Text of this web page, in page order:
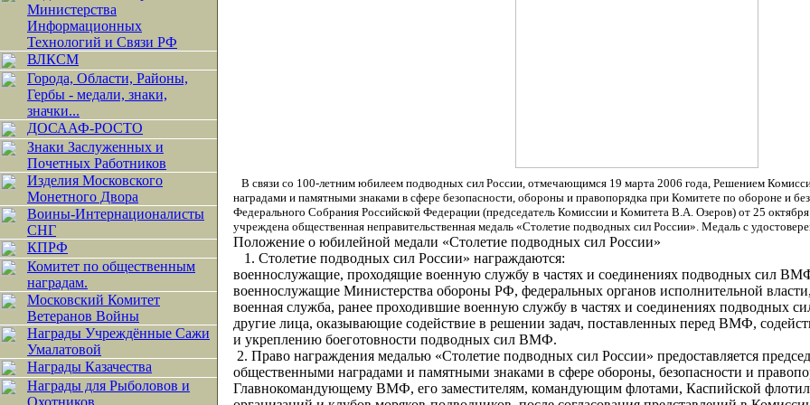
Министерства
Информационных
Технологий и Связи РФ
ВЛКСМ
Города, Области, Районы,
Гербы - медали, знаки,
значки...
ДОСААФ-РОСТО
Знаки Заслуженных и
Почетных Работников
Изделия Московского
Монетного Двора
Воины-Интернационалисты
СНГ
КПРФ
Комитет по общественным
наградам.
Московский Комитет
Ветеранов Войны
Награды Учреждённые Сажи
Умалатовой
Награды Казачества
Награды для Рыболовов и
Охотников
В связи со 100-летним юбилеем подводных сил России, отмечающимся 19 марта 2006 года, Решением
наградами и памятными знаками в сфере безопасности, обороны и правопорядка при Комитете по обороне и
Федерального Собрания Российской Федерации (председатель Комиссии и Комитета В.А. Озеров) от 25
учреждена общественная неправительственная медаль «Столетие подводных сил России». Медаль с
Положение о юбилейной медали «Столетие подводных сил России»
1. Столетие подводных сил России» награждаются:
военнослужащие, проходящие военную службу в частях и соединениях подводных сил
военнослужащие Министерства обороны РФ, федеральных органов исполнительной
военная служба, ранее проходившие военную службу в частях и соединениях подводных
другие лица, оказывающие содействие в решении задач, поставленных перед ВМФ,
и укреплению боеготовности подводных сил ВМФ.
2. Право награждения медалью «Столетие подводных сил России» предоставляется
общественными наградами и памятными знаками в сфере обороны, безопасности и
Главнокомандующему ВМФ, его заместителям, командующим флотами, Каспийской